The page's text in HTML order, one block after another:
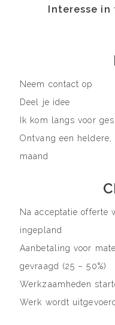
Interesse in
Neem contact op
Deel je idee
Ik kom langs voor
Ontvang een
maand
Na acceptatie offerte
ingepland
Aanbetaling voor
gevraagd (25 – 50%)
Werkzaamheden
Werk wordt uitgevoerd.